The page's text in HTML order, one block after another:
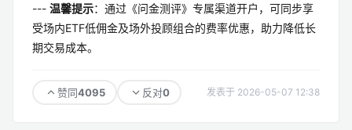
--- 温馨提示：通过《问金测评》专属渠道开户，可同步享
受场内ETF低佣金及场外投顾组合的费率优惠，助力降低长
期交易成本。
赞同4095 反对0 发表于 2026-05-07 12:38